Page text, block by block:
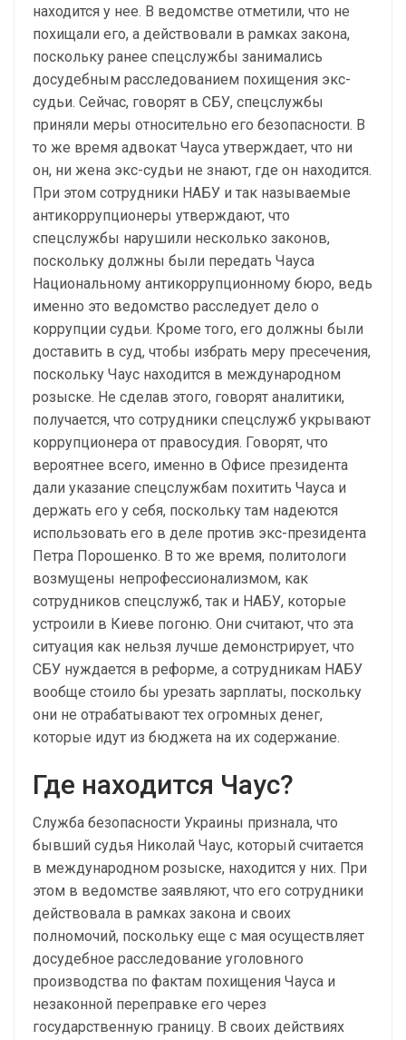
находится у нее. В ведомстве отметили, что не
похищали его, а действовали в рамках закона,
поскольку ранее спецслужбы занимались
досудебным расследованием похищения экс-
судьи. Сейчас, говорят в СБУ, спецслужбы
приняли меры относительно его безопасности. В
то же время адвокат Чауса утверждает, что ни
он, ни жена экс-судьи не знают, где он находится.
При этом сотрудники НАБУ и так называемые
антикоррупционеры утверждают, что
спецслужбы нарушили несколько законов,
поскольку должны были передать Чауса
Национальному антикоррупционному бюро, ведь
именно это ведомство расследует дело о
коррупции судьи. Кроме того, его должны были
доставить в суд, чтобы избрать меру пресечения,
поскольку Чаус находится в международном
розыске. Не сделав этого, говорят аналитики,
получается, что сотрудники спецслужб укрывают
коррупционера от правосудия. Говорят, что
вероятнее всего, именно в Офисе президента
дали указание спецслужбам похитить Чауса и
держать его у себя, поскольку там надеются
использовать его в деле против экс-президента
Петра Порошенко. В то же время, политологи
возмущены непрофессионализмом, как
сотрудников спецслужб, так и НАБУ, которые
устроили в Киеве погоню. Они считают, что эта
ситуация как нельзя лучше демонстрирует, что
СБУ нуждается в реформе, а сотрудникам НАБУ
вообще стоило бы урезать зарплаты, поскольку
они не отрабатывают тех огромных денег,
которые идут из бюджета на их содержание.
Где находится Чаус?
Служба безопасности Украины признала, что
бывший судья Николай Чаус, который считается
в международном розыске, находится у них. При
этом в ведомстве заявляют, что его сотрудники
действовала в рамках закона и своих
полномочий, поскольку еще с мая осуществляет
досудебное расследование уголовного
производства по фактам похищения Чауса и
незаконной переправке его через
государственную границу. В своих действиях